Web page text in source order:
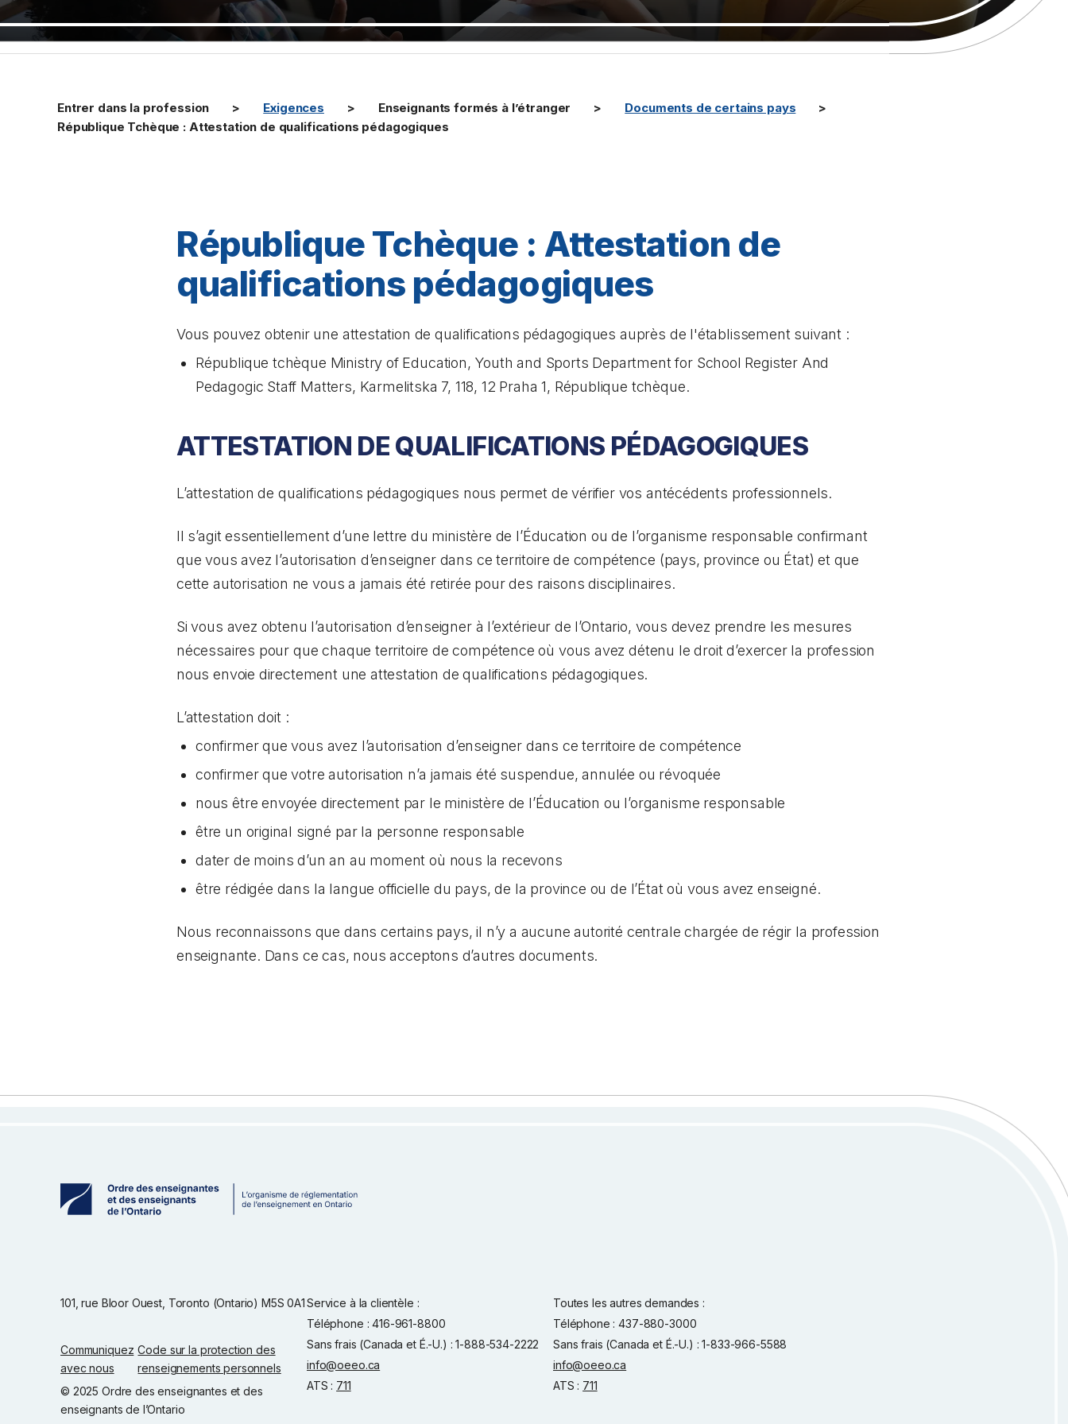
Entrer dans la profession Exigences Enseignants formés à l’étranger
Documents de certains pays
République Tchèque : Attestation de qualifications pédagogiques
République Tchèque : Attestation de
qualifications pédagogiques
Vous pouvez obtenir une attestation de qualifications pédagogiques auprès de l'établissement suivant :
République tchèque Ministry of Education, Youth and Sports Department for School Register And
Pedagogic Staff Matters, Karmelitska 7, 118, 12 Praha 1, République tchèque.
ATTESTATION DE QUALIFICATIONS PÉDAGOGIQUES
L’attestation de qualifications pédagogiques nous permet de vérifier vos antécédents professionnels.
Il s’agit essentiellement d’une lettre du ministère de l’Éducation ou de l’organisme responsable confirmant
que vous avez l’autorisation d’enseigner dans ce territoire de compétence (pays, province ou État) et que
cette autorisation ne vous a jamais été retirée pour des raisons disciplinaires.
Si vous avez obtenu l’autorisation d’enseigner à l’extérieur de l’Ontario, vous devez prendre les mesures
nécessaires pour que chaque territoire de compétence où vous avez détenu le droit d’exercer la profession
nous envoie directement une attestation de qualifications pédagogiques.
L’attestation doit :
confirmer que vous avez l’autorisation d’enseigner dans ce territoire de compétence
confirmer que votre autorisation n’a jamais été suspendue, annulée ou révoquée
nous être envoyée directement par le ministère de l’Éducation ou l’organisme responsable
être un original signé par la personne responsable
dater de moins d’un an au moment où nous la recevons
être rédigée dans la langue officielle du pays, de la province ou de l’État où vous avez enseigné.
Nous reconnaissons que dans certains pays, il n’y a aucune autorité centrale chargée de régir la profession
enseignante. Dans ce cas, nous acceptons d’autres documents.
101, rue Bloor Ouest, Toronto (Ontario) M5S 0A1
Communiquez
avec nous
Code sur la protection des
renseignements personnels
© 2025 Ordre des enseignantes et des
enseignants de l’Ontario
Service à la clientèle :
Téléphone : 416-961-8800
Sans frais (Canada et É.-U.) : 1-888-534-2222
info@oeeo.ca
ATS : 711
Toutes les autres demandes :
Téléphone : 437-880-3000
Sans frais (Canada et É.-U.) : 1-833-966-5588
info@oeeo.ca
ATS : 711